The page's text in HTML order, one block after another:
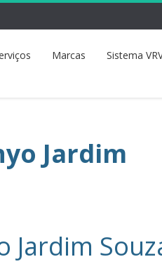
Marcas Sistema
Jardim
Jardim